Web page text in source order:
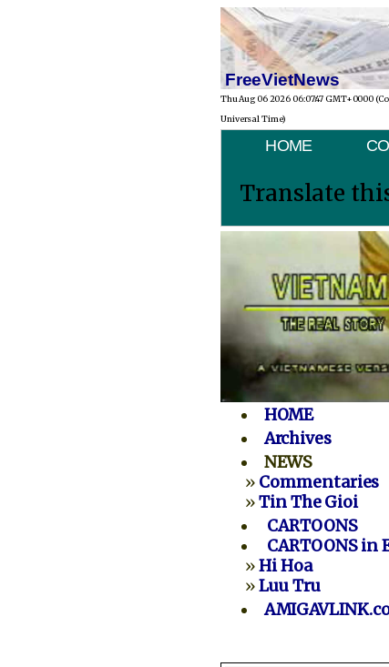
FreeVietNews
Thu Aug 06 2026 06:07:47 GMT+0000
Universal Time)
HOME
Translate
HOME
Archives
NEWS
» Commentaries
»Tin The Gioi
CARTOONS
CARTOONS in
»Hi Hoa
»Luu Tru